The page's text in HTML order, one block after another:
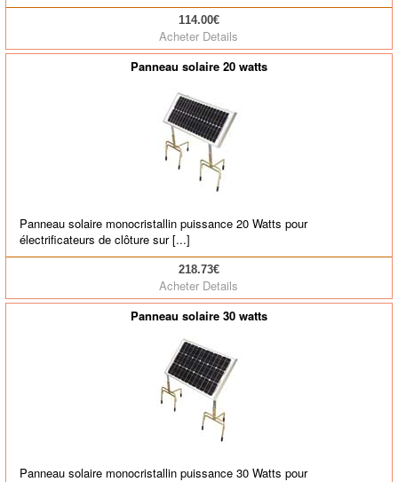
114.00€
Acheter Details
Panneau solaire 20 watts
Panneau solaire monocristallin puissance 20 Watts pour
électrificateurs de clôture sur [...]
218.73€
Acheter Details
Panneau solaire 30 watts
Panneau solaire monocristallin puissance 30 Watts pour